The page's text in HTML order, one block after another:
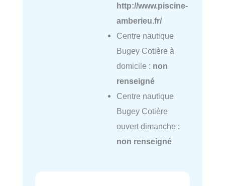
http://www.piscine-
amberieu.fr/
Centre nautique
Bugey Cotière à
domicile : non
renseigné
Centre nautique
Bugey Cotière
ouvert dimanche :
non renseigné